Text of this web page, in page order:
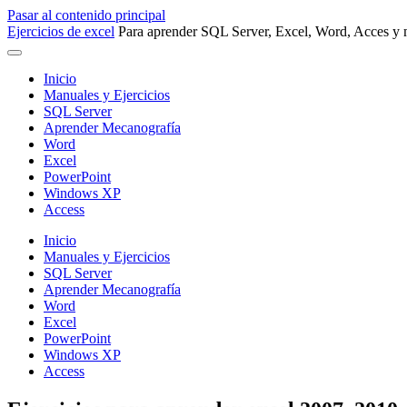
Pasar al contenido principal
Ejercicios de excel Para aprender SQL Server, Excel, Word, Acces y
Inicio
Manuales y Ejercicios
SQL Server
Aprender Mecanografía
Word
Excel
PowerPoint
Windows XP
Access
Inicio
Manuales y Ejercicios
SQL Server
Aprender Mecanografía
Word
Excel
PowerPoint
Windows XP
Access